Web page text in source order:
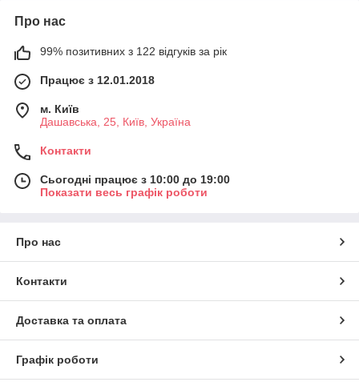
Про нас
99% позитивних з 122 відгуків за рік
Працює з 12.01.2018
м. Київ
Дашавська, 25, Київ, Україна
Контакти
Сьогодні працює з 10:00 до 19:00
Показати весь графік роботи
Про нас
Контакти
Доставка та оплата
Графік роботи